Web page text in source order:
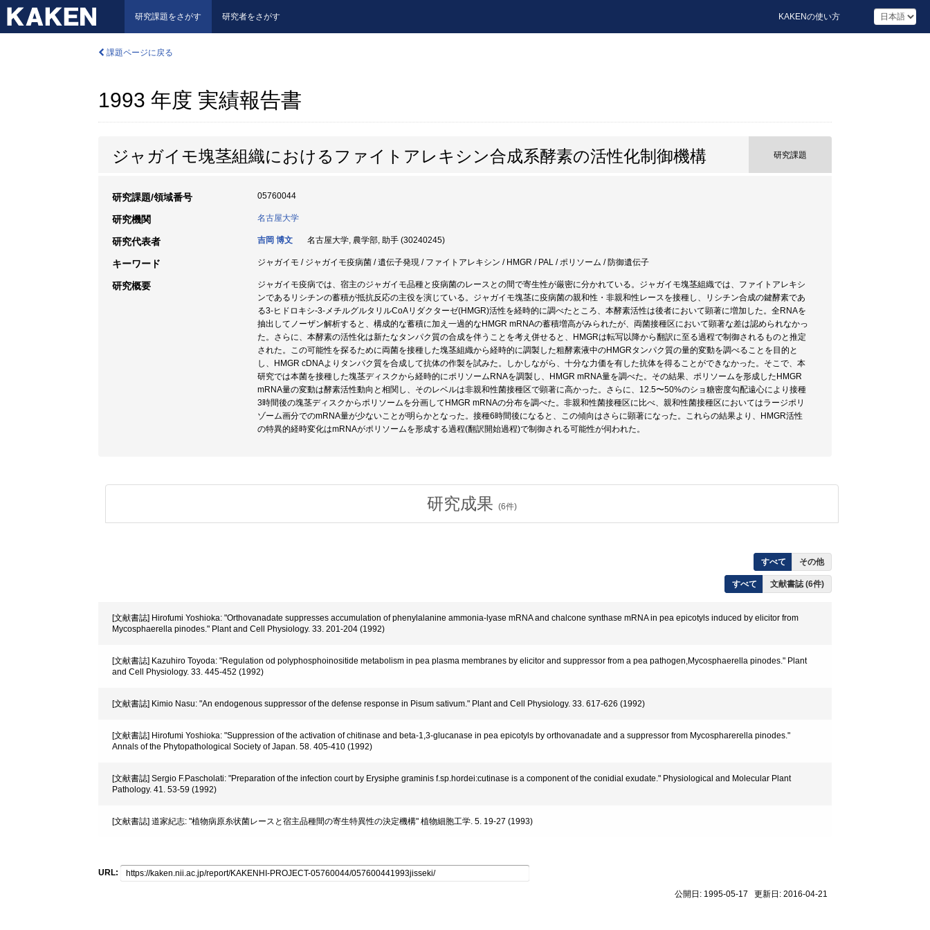
研究課題をさがす 研究者をさがす KAKENの使い方
課題ページに戻る
1993 年度 実績報告書
ジャガイモ塊茎組織におけるファイトアレキシン合成系酵素の活性化制御機構 研究課題
研究課題/領域番号 05760044
研究機関 名古屋大学
研究代表者 吉岡 博文 名古屋大学, 農学部, 助手 (30240245)
キーワード ジャガイモ / ジャガイモ疫病菌 / 遺伝子発現 / ファイトアレキシン / HMGR / PAL / ポリソーム / 防御遺伝子
研究概要
ジャガイモ疫病では、宿主のジャガイモ品種と疫病菌のレースとの間で寄生性が厳密に分かれている。ジャガイモ塊茎組織では、ファイトアレキシ
ンであるリシチンの蓄積が抵抗反応の主役を演じている。ジャガイモ塊茎に疫病菌の親和性・非親和性レースを接種し、リシチン合成の鍵酵素であ
る3-ヒドロキシ-3-メチルグルタリルCoAリダクターゼ(HMGR)活性を経時的に調べたところ、本酵素活性は後者において顕著に増加した。全RNAを
抽出してノーザン解析すると、構成的な蓄積に加え一過的なHMGR mRNAの蓄積増高がみられたが、両菌接種区において顕著な差は認められなかっ
た。さらに、本酵素の活性化は新たなタンパク質の合成を伴うことを考え併せると、HMGRは転写以降から翻訳に至る過程で制御されるものと推定
された。この可能性を探るために両菌を接種した塊茎組織から経時的に調製した粗酵素液中のHMGRタンパク質の量的変動を調べることを目的と
し、HMGR cDNAよりタンパク質を合成して抗体の作製を試みた。しかしながら、十分な力価を有した抗体を得ることができなかった。そこで、本
研究では本菌を接種した塊茎ディスクから経時的にポリソームRNAを調製し、HMGR mRNA量を調べた。その結果、ポリソームを形成したHMGR
mRNA量の変動は酵素活性動向と相関し、そのレベルは非親和性菌接種区で顕著に高かった。さらに、12.5〜50%のショ糖密度勾配遠心により接種
3時間後の塊茎ディスクからポリソームを分画してHMGR mRNAの分布を調べた。非親和性菌接種区に比べ、親和性菌接種区においてはラージポリ
ゾーム画分でのmRNA量が少ないことが明らかとなった。接種6時間後になると、この傾向はさらに顕著になった。これらの結果より、HMGR活性
の特異的経時変化はmRNAがポリソームを形成する過程(翻訳開始過程)で制御される可能性が伺われた。
研究成果 (6件)
すべて その他
すべて 文献書誌 (6件)
[文献書誌] Hirofumi Yoshioka: "Orthovanadate suppresses accumulation of phenylalanine ammonia-lyase mRNA and chalcone synthase mRNA in pea epicotyls induced by elicitor from
Mycosphaerella pinodes." Plant and Cell Physiology. 33. 201-204 (1992)
[文献書誌] Kazuhiro Toyoda: "Regulation od polyphosphoinositide metabolism in pea plasma membranes by elicitor and suppressor from a pea pathogen,Mycosphaerella pinodes." Plant
and Cell Physiology. 33. 445-452 (1992)
[文献書誌] Kimio Nasu: "An endogenous suppressor of the defense response in Pisum sativum." Plant and Cell Physiology. 33. 617-626 (1992)
[文献書誌] Hirofumi Yoshioka: "Suppression of the activation of chitinase and beta-1,3-glucanase in pea epicotyls by orthovanadate and a suppressor from Mycospharerella pinodes."
Annals of the Phytopathological Society of Japan. 58. 405-410 (1992)
[文献書誌] Sergio F.Pascholati: "Preparation of the infection court by Erysiphe graminis f.sp.hordei:cutinase is a component of the conidial exudate." Physiological and Molecular Plant
Pathology. 41. 53-59 (1992)
[文献書誌] 道家紀志: "植物病原糸状菌レースと宿主品種間の寄生特異性の決定機構" 植物細胞工学. 5. 19-27 (1993)
URL:
公開日: 1995-05-17 更新日: 2016-04-21